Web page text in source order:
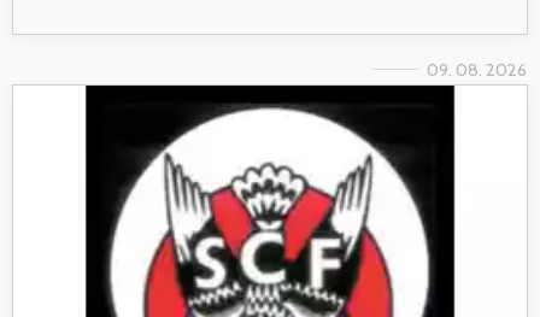
09. 08. 2026